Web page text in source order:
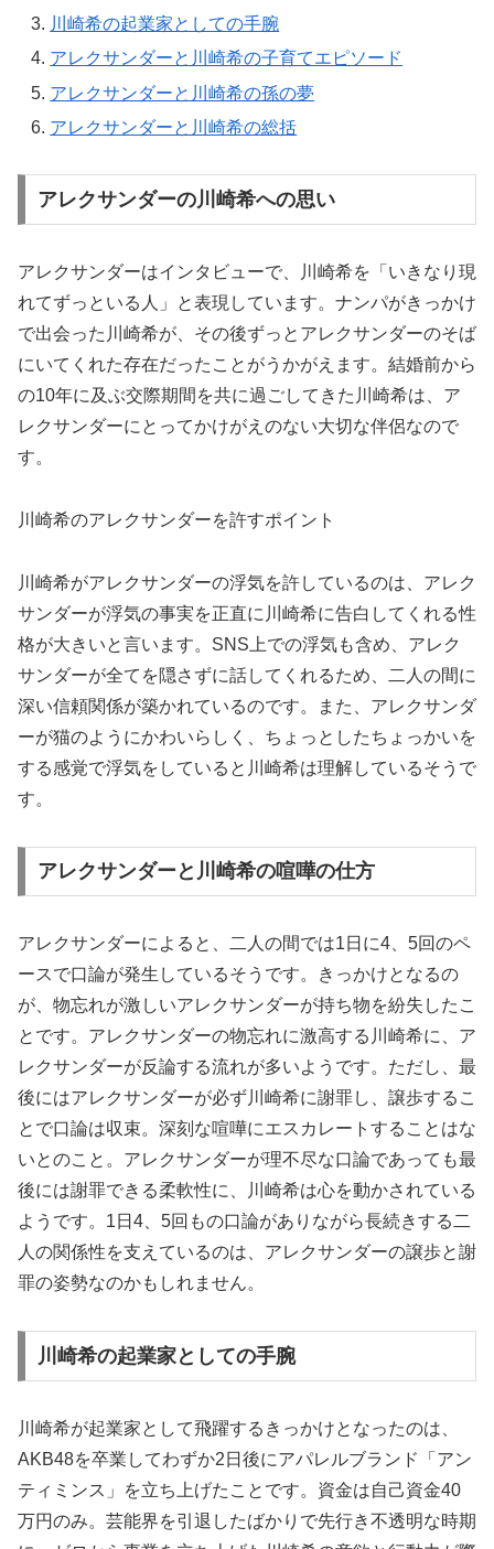
川崎希の起業家としての手腕
アレクサンダーと川崎希の子育てエピソード
アレクサンダーと川崎希の孫の夢
アレクサンダーと川崎希の総括
アレクサンダーの川崎希への思い
アレクサンダーはインタビューで、川崎希を「いきなり現
れてずっといる人」と表現しています。ナンパがきっかけ
で出会った川崎希が、その後ずっとアレクサンダーのそば
にいてくれた存在だったことがうかがえます。結婚前から
の10年に及ぶ交際期間を共に過ごしてきた川崎希は、ア
レクサンダーにとってかけがえのない大切な伴侶なので
す。
川崎希のアレクサンダーを許すポイント
川崎希がアレクサンダーの浮気を許しているのは、アレク
サンダーが浮気の事実を正直に川崎希に告白してくれる性
格が大きいと言います。SNS上での浮気も含め、アレク
サンダーが全てを隠さずに話してくれるため、二人の間に
深い信頼関係が築かれているのです。また、アレクサンダ
ーが猫のようにかわいらしく、ちょっとしたちょっかいを
する感覚で浮気をしていると川崎希は理解しているそうで
す。
アレクサンダーと川崎希の喧嘩の仕方
アレクサンダーによると、二人の間では1日に4、5回のペ
ースで口論が発生しているそうです。きっかけとなるの
が、物忘れが激しいアレクサンダーが持ち物を紛失したこ
とです。アレクサンダーの物忘れに激高する川崎希に、ア
レクサンダーが反論する流れが多いようです。ただし、最
後にはアレクサンダーが必ず川崎希に謝罪し、譲歩するこ
とで口論は収束。深刻な喧嘩にエスカレートすることはな
いとのこと。アレクサンダーが理不尽な口論であっても最
後には謝罪できる柔軟性に、川崎希は心を動かされている
ようです。1日4、5回もの口論がありながら長続きする二
人の関係性を支えているのは、アレクサンダーの譲歩と謝
罪の姿勢なのかもしれません。
川崎希の起業家としての手腕
川崎希が起業家として飛躍するきっかけとなったのは、
AKB48を卒業してわずか2日後にアパレルブランド「アン
ティミンス」を立ち上げたことです。資金は自己資金40
万円のみ。芸能界を引退したばかりで先行き不透明な時期